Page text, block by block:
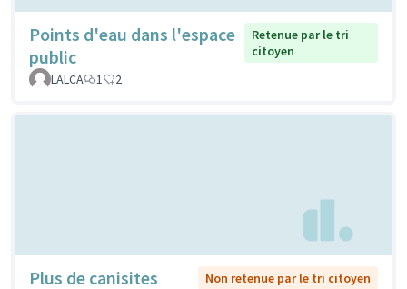
Points d'eau dans l'espace
public
Retenue par le tri
citoyen
LALCA
1 2
Plus de canisites
Non retenue par le tri citoyen